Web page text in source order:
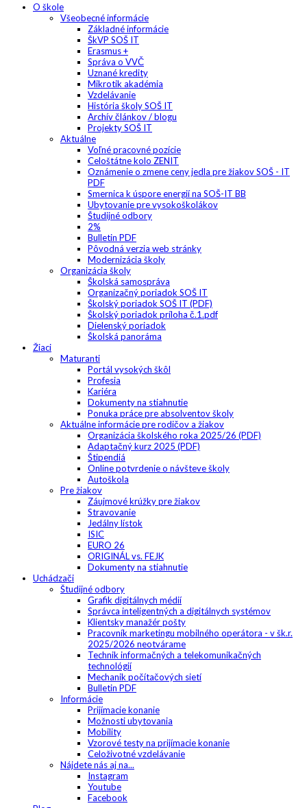
O škole
Všeobecné informácie
Základné informácie
ŠkVP SOŠ IT
Erasmus +
Správa o VVČ
Uznané kredity
Mikrotik akadémia
Vzdelávanie
História školy SOŠ IT
Archív článkov / blogu
Projekty SOŠ IT
Aktuálne
Voľné pracovné pozície
Celoštátne kolo ZENIT
Oznámenie o zmene ceny jedla pre žiakov SOŠ - IT
PDF
Smernica k úspore energií na SOŠ-IT BB
Ubytovanie pre vysokoškolákov
Študijné odbory
2%
Bulletin PDF
Pôvodná verzia web stránky
Modernizácia školy
Organizácia školy
Školská samospráva
Organizačný poriadok SOŠ IT
Školský poriadok SOŠ IT (PDF)
Školský poriadok príloha č.1.pdf
Dielenský poriadok
Školská panoráma
Žiaci
Maturanti
Portál vysokých škôl
Profesia
Kariéra
Dokumenty na stiahnutie
Ponuka práce pre absolventov školy
Aktuálne informácie pre rodičov a žiakov
Organizácia školského roka 2025/26 (PDF)
Adaptačný kurz 2025 (PDF)
Štipendiá
Online potvrdenie o návšteve školy
Autoškola
Pre žiakov
Záujmové krúžky pre žiakov
Stravovanie
Jedálny lístok
ISIC
EURO 26
ORIGINÁL vs. FEJK
Dokumenty na stiahnutie
Uchádzači
Študijné odbory
Grafik digitálnych médií
Správca inteligentných a digitálnych systémov
Klientsky manažér pošty
Pracovník marketingu mobilného operátora - v šk.r.
2025/2026 neotvárame
Technik informačných a telekomunikačných
technológií
Mechanik počítačových sietí
Bulletin PDF
Informácie
Prijímacie konanie
Možnosti ubytovania
Mobility
Vzorové testy na prijímacie konanie
Celoživotné vzdelávanie
Nájdete nás aj na...
Instagram
Youtube
Facebook